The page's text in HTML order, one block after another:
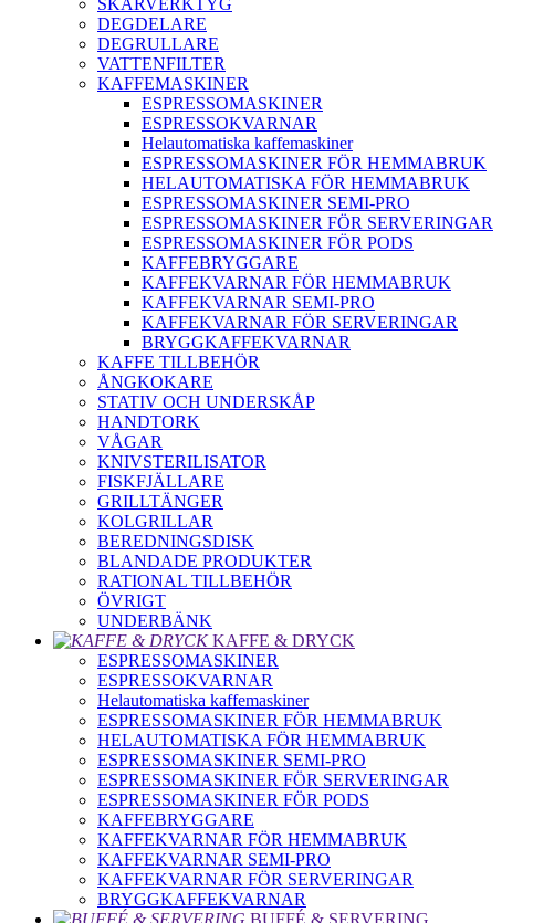
SKÄRVERKTYG
DEGDELARE
DEGRULLARE
VATTENFILTER
KAFFEMASKINER
ESPRESSOMASKINER
ESPRESSOKVARNAR
Helautomatiska kaffemaskiner
ESPRESSOMASKINER FÖR HEMMABRUK
HELAUTOMATISKA FÖR HEMMABRUK
ESPRESSOMASKINER SEMI-PRO
ESPRESSOMASKINER FÖR SERVERINGAR
ESPRESSOMASKINER FÖR PODS
KAFFEBRYGGARE
KAFFEKVARNAR FÖR HEMMABRUK
KAFFEKVARNAR SEMI-PRO
KAFFEKVARNAR FÖR SERVERINGAR
BRYGGKAFFEKVARNAR
KAFFE TILLBEHÖR
ÅNGKOKARE
STATIV OCH UNDERSKÅP
HANDTORK
VÅGAR
KNIVSTERILISATOR
FISKFJÄLLARE
GRILLTÄNGER
KOLGRILLAR
BEREDNINGSDISK
BLANDADE PRODUKTER
RATIONAL TILLBEHÖR
ÖVRIGT
UNDERBÄNK
KAFFE & DRYCK
ESPRESSOMASKINER
ESPRESSOKVARNAR
Helautomatiska kaffemaskiner
ESPRESSOMASKINER FÖR HEMMABRUK
HELAUTOMATISKA FÖR HEMMABRUK
ESPRESSOMASKINER SEMI-PRO
ESPRESSOMASKINER FÖR SERVERINGAR
ESPRESSOMASKINER FÖR PODS
KAFFEBRYGGARE
KAFFEKVARNAR FÖR HEMMABRUK
KAFFEKVARNAR SEMI-PRO
KAFFEKVARNAR FÖR SERVERINGAR
BRYGGKAFFEKVARNAR
BUFFÉ & SERVERING